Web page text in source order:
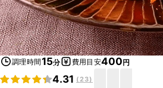
調理時間15分 費用目安400円
4.31 (23)